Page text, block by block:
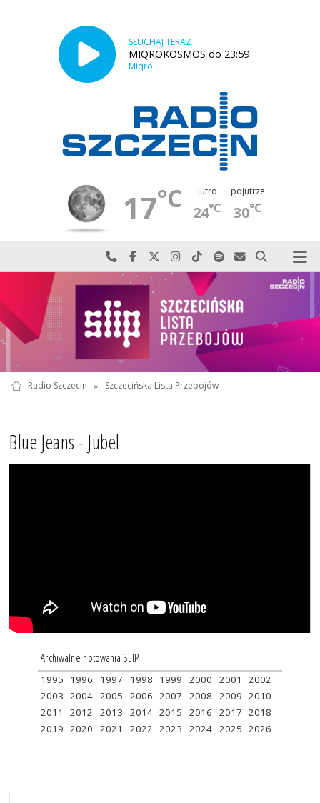
SŁUCHAJ TERAZ
MIQROKOSMOS do 23:59
Miqro
17°C jutro
24°C
pojutrze
30°C
Najlepiej po prostu do nas zadzwoń
Odwiedź nas na Facebook-u
Odwiedź nas na X
Odwiedź nas na Instagram-ie
Odwiedź nas na TikTok-u
Szukaj nas na Spotify
Wyślij do nas
Szukaj
Radio Szczecin » Szczecińska Lista Przebojów
Blue Jeans - Jubel
Archiwalne notowania SLIP
1995 1996 1997 1998 1999 2000 2001
2002
2003 2004 2005 2006 2007 2008 2009 2010
2011
2012 2013 2014 2015 2016 2017 2018
2019 2020 2021 2022 2023 2024 2025 2026